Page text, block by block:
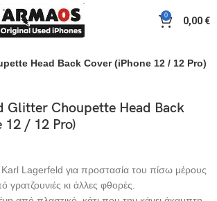
0 0,00€
Head Back Cover (iPhone 12 / 12 Pro)
Glitter Choupette Head Back
12 / 12 Pro)
Karl Lagerfeld για προστασία του πίσω μέρους
γρατζουνιές κι άλλες φθορές.